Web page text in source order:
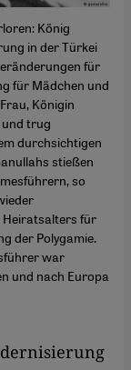
König
in der Türkei
für
für Mädchen und
Königin
und trug
durchsichtigen
stießen
so
Heiratsalters für
der Polygamie.
war
und nach Europa